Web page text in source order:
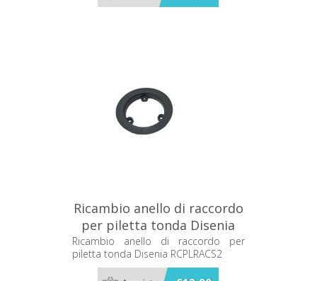
Ricambio anello di raccordo
per piletta tonda Disenia
RCPLRACS2
Ricambio anello di raccordo per
piletta tonda Disenia RCPLRACS2